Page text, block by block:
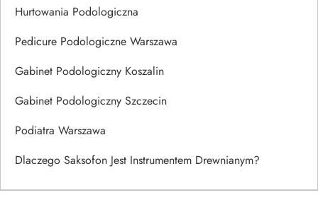
Hurtowania Podologiczna
Pedicure Podologiczne Warszawa
Gabinet Podologiczny Koszalin
Gabinet Podologiczny Szczecin
Podiatra Warszawa
Dlaczego Saksofon Jest Instrumentem Drewnianym?